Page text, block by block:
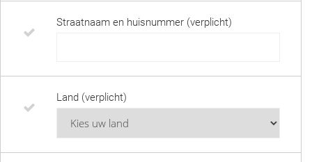
Straatnaam en huisnummer (verplicht)
Land (verplicht)